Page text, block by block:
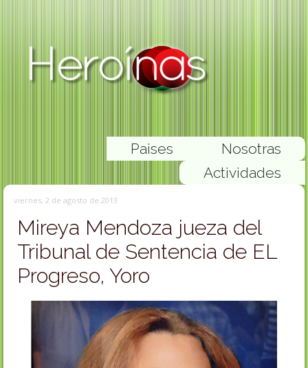
Nosotras
Paises
Actividades
viernes, 2 de agosto de 2013
Mireya Mendoza jueza del
Tribunal de Sentencia de EL
Progreso, Yoro